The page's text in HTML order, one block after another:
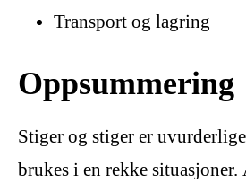
Transport og lagring
Oppsummering
Stiger og stiger er
brukes i en rekke